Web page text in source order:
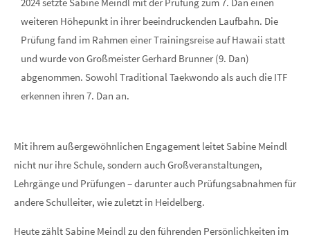
2024 setzte Sabine Meindl mit der Prüfung zum 7. Dan einen
weiteren Höhepunkt in ihrer beeindruckenden Laufbahn. Die
Prüfung fand im Rahmen einer Trainingsreise auf Hawaii statt
und wurde von Großmeister Gerhard Brunner (9. Dan)
abgenommen. Sowohl Traditional Taekwondo als auch die ITF
erkennen ihren 7. Dan an.
Mit ihrem außergewöhnlichen Engagement leitet Sabine Meindl
nicht nur ihre Schule, sondern auch Großveranstaltungen,
Lehrgänge und Prüfungen – darunter auch Prüfungsabnahmen für
andere Schulleiter, wie zuletzt in Heidelberg.
Heute zählt Sabine Meindl zu den führenden Persönlichkeiten im